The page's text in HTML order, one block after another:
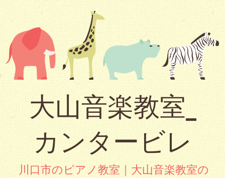
大山音楽教室_
カンタービレ
川口市のピアノ教室｜大山音楽教室の